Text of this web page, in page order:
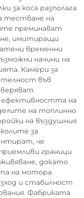
за коса разполага
тестване на
преминават
имитиращи
временни
начини на
Камери за
във
на
на топлинно
на въздушния
за
че
граници
докато
на мотора
и стабилност
Фабриката